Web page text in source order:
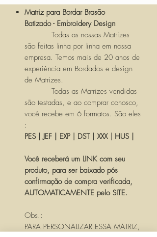
Matriz para Bordar Brasão
Batizado - Embroidery Design
Todas as nossas Matrizes
são feitas linha por linha em nossa
empresa. Temos mais de 20 anos de
experiência em Bordados e design
de Matrizes.
Todas as Matrizes vendidas
são testadas, e ao comprar conosco,
você recebe em 6 formatos. São eles
:
PES | JEF | EXP | DST | XXX | HUS |
Você receberá um LINK com seu
produto, para ser baixado pós
confirmação de compra verificada,
AUTOMATICAMENTE pelo SITE.
Obs.:
PARA PERSONALIZAR ESSA MATRIZ,